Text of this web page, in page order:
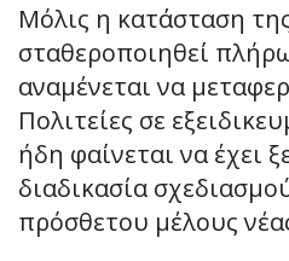
Μόλις η κατάσταση
σταθεροποιηθεί
αναμένεται να
Πολιτείες σε
ήδη φαίνεται να έχει
διαδικασία
πρόσθετου μέλους